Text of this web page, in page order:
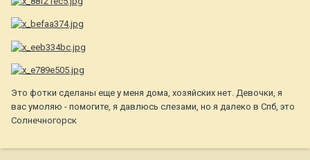
Это фотки сделаны еще у меня дома, хозяйских нет. Девочки, я
вас умоляю - помогите, я давлюсь слезами, но я далеко в Спб, это
Солнечногорск